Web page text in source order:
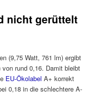
nicht gerüttelt
(9,75 Watt, 761 lm) ergibt
rund 0,16. Damit bleibt
EU-Ökolabel A+ korrekt
0,18 in die schlechtere A-